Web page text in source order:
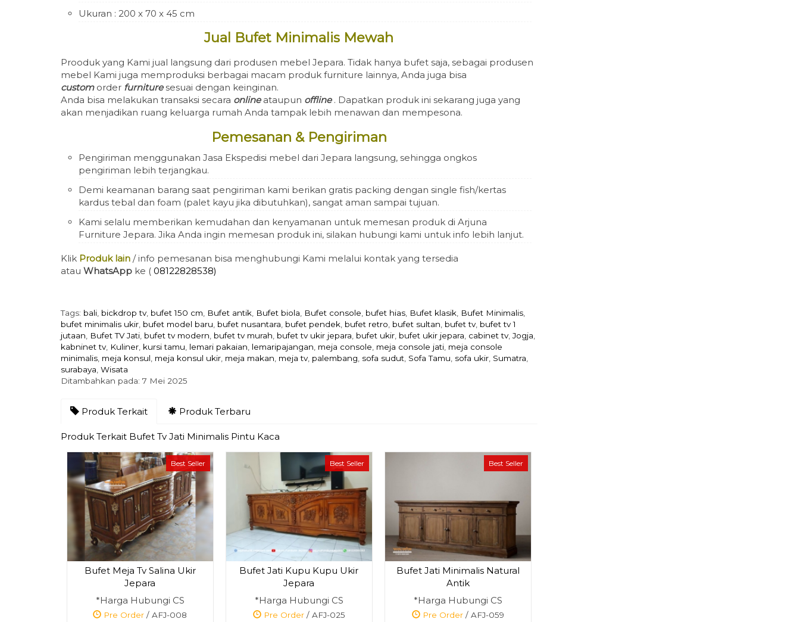
Ukuran : 200 x 70 x 45 cm
Jual Bufet Minimalis Mewah
Prooduk yang Kami jual langsung dari produsen mebel Jepara. Tidak hanya bufet saja, sebagai produsen
mebel Kami juga memproduksi berbagai macam produk furniture lainnya, Anda juga bisa
customorder furnituresesuai dengan keinginan.
Anda bisa melakukan transaksi secara onlineataupun offline. Dapatkan produk ini sekarang juga yang
akan menjadikan ruang keluarga rumah Anda tampak lebih menawan dan mempesona.
Pemesanan & Pengiriman
Pengiriman menggunakan Jasa Ekspedisi mebel dari Jepara langsung, sehingga ongkos
pengiriman lebih terjangkau.
Demi keamanan barang saat pengiriman kami berikan gratis packing dengan single fish/kertas
kardus tebal dan foam (palet kayu jika dibutuhkan), sangat aman sampai tujuan.
Kami selalu memberikan kemudahan dan kenyamanan untuk memesan produk di Arjuna
Furniture Jepara. Jika Anda ingin memesan produk ini, silakan hubungi kami untuk info lebih lanjut.
Klik Produk lain / info pemesanan bisa menghubungi Kami melalui kontak yang tersedia
atau WhatsApp ke ( 08122828538)
Tags: bali bickdrop tv, bufet 150 cm Bufet antik Bufet biola Bufet console bufet hias Bufet klasik Bufet Minimalis
bufet minimalis ukir bufet model baru bufet nusantara bufet pendek bufet retro bufet sultan bufet tv, bufet tv 1
jutaan
Bufet TV Jati bufet tv modern bufet tv murah bufet tv ukir jepara bufet ukir bufet ukir jepara cabinet tv,Jogja
kabninet tv, Kuliner kursi tamu lemari pakaian lemaripajangan meja console meja console jati meja console
minimalis meja konsul meja konsul ukir meja makan meja tv, palembang sofa sudut Sofa Tamu sofa ukir Sumatra
surabaya Wisata
Ditambahkan pada: 7 Mei 2025
Produk Terkait Produk Terbaru
Produk Terkait Bufet Tv Jati Minimalis Pintu Kaca
Best Seller
Bufet Meja Tv Salina Ukir
Jepara
*Harga Hubungi CS
Pre Order / AFJ-008
Best Seller
Bufet Jati Kupu Kupu Ukir
Jepara
*Harga Hubungi CS
Pre Order/ AFJ-025
Best Seller
Bufet Jati Minimalis Natural
Antik
*Harga Hubungi CS
Pre Order/ AFJ-059